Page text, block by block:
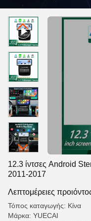
12.3 ίντσες Android
2011-2017
Λεπτομέρειες
Τόπος καταγωγής: Κίνα
Μάρκα: YUECAI